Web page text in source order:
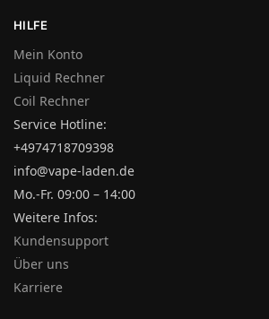
HILFE
Mein Konto
Liquid Rechner
Coil Rechner
Service Hotline:
+4974718709398
info@vape-laden.de
Mo.-Fr. 09:00 – 14:00
Weitere Infos:
Kundensupport
Über uns
Karriere